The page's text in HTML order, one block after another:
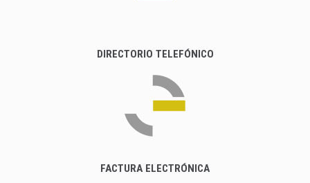
DIRECTORIO TELEFÓNICO
FACTURA ELECTRÓNICA